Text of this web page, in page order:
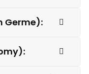
Germe):